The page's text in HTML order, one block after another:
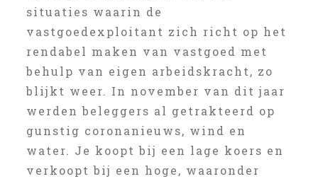
situaties waarin de
vastgoedexploitant zich richt op het
rendabel maken van vastgoed met
behulp van eigen arbeidskracht, zo
blijkt weer. In november van dit jaar
werden beleggers al getrakteerd op
gunstig coronanieuws, wind en
water. Je koopt bij een lage koers en
verkoopt bij een hoge, waaronder